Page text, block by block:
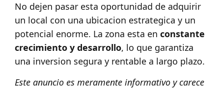
No dejen pasar esta oportunidad de adquirir
un local con una ubicacion estrategica y un
potencial enorme. La zona esta en constante
crecimiento y desarrollo, lo que garantiza
una inversion segura y rentable a largo plazo.
Este anuncio es meramente informativo y carece